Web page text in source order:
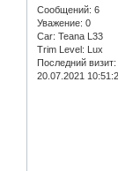
Сообщений: 6
Уважение: 0
Car: Teana L33
Trim Level: Lux
Последний визит:
20.07.2021